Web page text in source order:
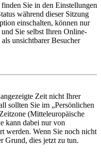
Sie in den Einstellungen
während dieser Sitzung
einschalten, können nur
Sie selbst Ihren Online-
unsichtbarer Besucher
Zeit nicht Ihrer
sollten Sie im „Persönlichen
(Mitteleuropäische
kann dabei nur von
werden. Wenn Sie noch nicht
Grund, dies jetzt zu tun.